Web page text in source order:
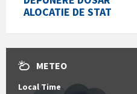
ALOCATIE DE STAT
METEO
Local Time